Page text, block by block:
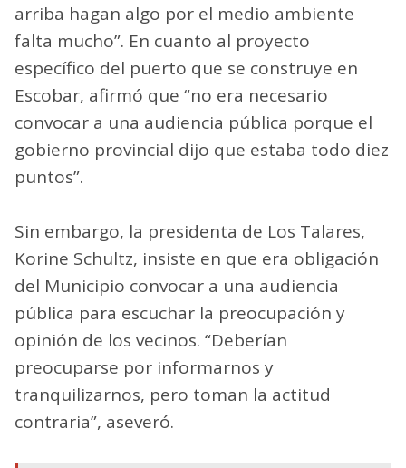
arriba hagan algo por el medio ambiente
falta mucho”. En cuanto al proyecto
específico del puerto que se construye en
Escobar, afirmó que “no era necesario
convocar a una audiencia pública porque el
gobierno provincial dijo que estaba todo diez
puntos”.
Sin embargo, la presidenta de Los Talares,
Korine Schultz, insiste en que era obligación
del Municipio convocar a una audiencia
pública para escuchar la preocupación y
opinión de los vecinos. “Deberían
preocuparse por informarnos y
tranquilizarnos, pero toman la actitud
contraria”, aseveró.